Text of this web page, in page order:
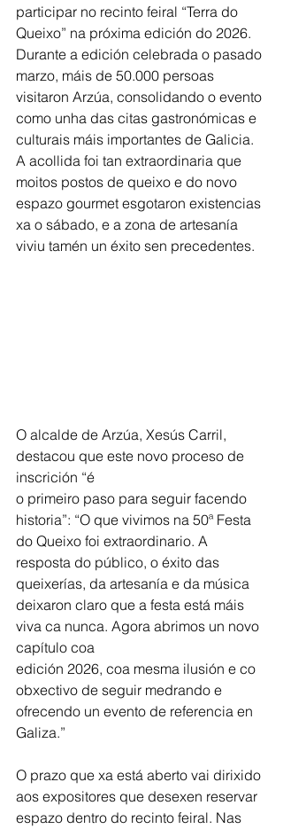
participar no recinto feiral “Terra do
Queixo” na próxima edición do 2026.
Durante a edición celebrada o pasado
marzo, máis de 50.000 persoas
visitaron Arzúa, consolidando o evento
como unha das citas gastronómicas e
culturais máis importantes de Galicia.
A acollida foi tan extraordinaria que
moitos postos de queixo e do novo
espazo gourmet esgotaron existencias
xa o sábado, e a zona de artesanía
viviu tamén un éxito sen precedentes.
O alcalde de Arzúa, Xesús Carril,
destacou que este novo proceso de
inscrición “é
o primeiro paso para seguir facendo
historia”: “O que vivimos na 50ª Festa
do Queixo foi extraordinario. A
resposta do público, o éxito das
queixerías, da artesanía e da música
deixaron claro que a festa está máis
viva ca nunca. Agora abrimos un novo
capítulo coa
edición 2026, coa mesma ilusión e co
obxectivo de seguir medrando e
ofrecendo un evento de referencia en
Galiza.”
O prazo que xa está aberto vai dirixido
aos expositores que desexen reservar
espazo dentro do recinto feiral. Nas